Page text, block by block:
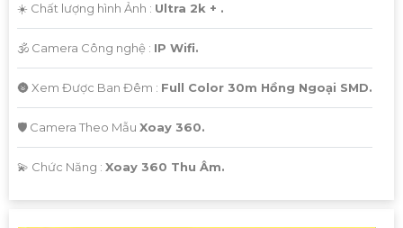
☀️ Chất lượng hình Ảnh : Ultra 2k + .
🕉️ Camera Công nghệ : IP Wifi.
🌚 Xem Được Ban Đêm : Full Color 30m Hồng Ngoại SMD.
🛡 Camera Theo Mẫu Xoay 360.
️💫 Chức Năng : Xoay 360 Thu Âm.